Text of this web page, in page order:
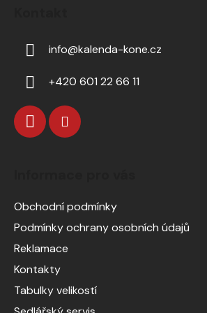
info@kalenda-kone.cz
+420 601 22 66 11
Obchodní podmínky
Podmínky ochrany osobních údajů
Reklamace
Kontakty
Tabulky velikostí